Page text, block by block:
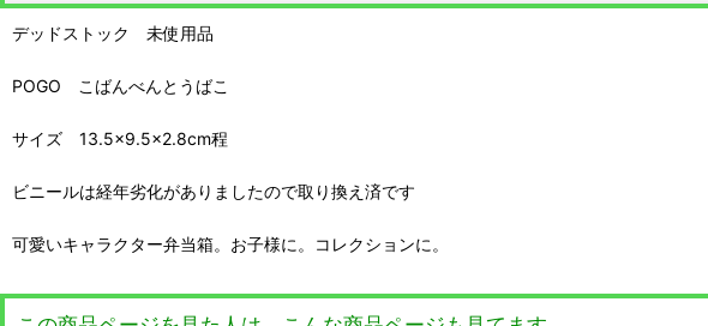
デッドストック 未使用品
POGO こばんべんとうばこ
サイズ 13.5×9.5×2.8cm程
ビニールは経年劣化がありましたので取り換え済です
可愛いキャラクター弁当箱。お子様に。コレクションに。